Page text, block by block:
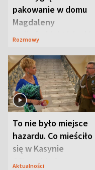
pakowanie w domu
Magdaleny
Waligórskiej-Lisieckiej.
Rozmowy
To nie było miejsce
hazardu. Co mieściło
się w Kasynie
Oficerskim?
Aktualności